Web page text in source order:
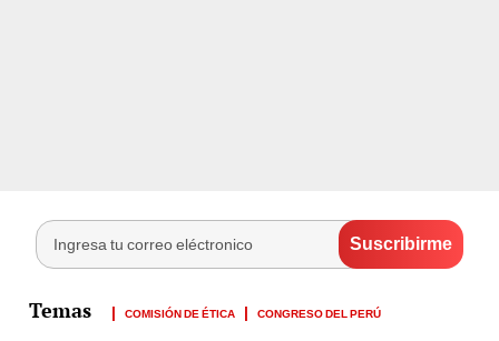
COMISIÓN DE ÉTICA CONGRESO DEL PERÚ